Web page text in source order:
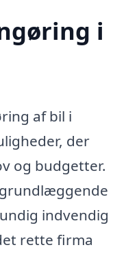
i
af bil i
der
og budgetter.
indvendig
rette firma